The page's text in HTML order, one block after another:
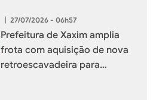
| 27/07/2026 - 06h57
Prefeitura de Xaxim amplia
frota com aquisição de nova
retroescavadeira para